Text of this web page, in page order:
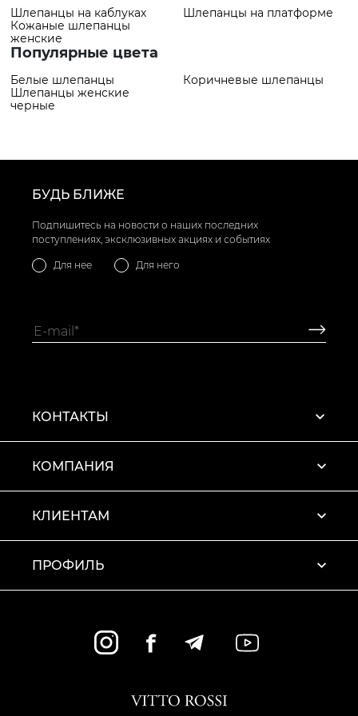
Шлепанцы на каблуках
Шлепанцы на платформе
Кожаные шлепанцы
женские
Популярные цвета
Белые шлепанцы
Коричневые шлепанцы
Шлепанцы женские
черные
БУДЬ БЛИЖЕ
Подпишитесь на новости о наших последних
поступлениях, эксклюзивных акциях и событиях
Для нее Для него
КОНТАКТЫ
КОМПАНИЯ
КЛИЕНТАМ
ПРОФИЛЬ